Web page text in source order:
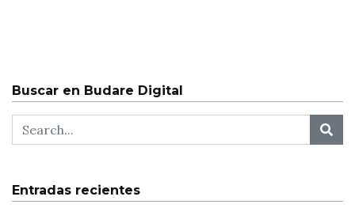
Buscar en Budare Digital
Entradas recientes